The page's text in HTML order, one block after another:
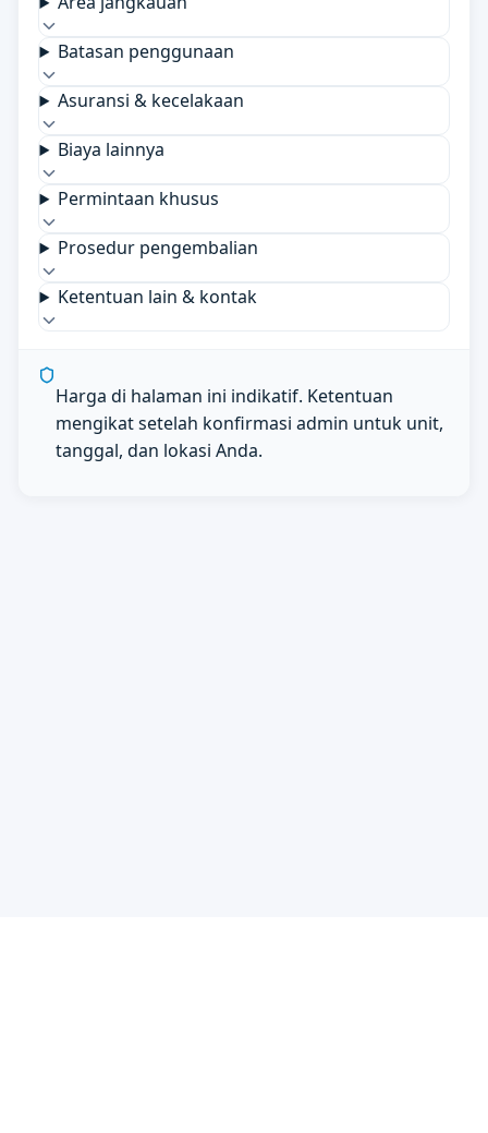
Batasan penggunaan
Asuransi & kecelakaan
Biaya lainnya
Permintaan khusus
Prosedur pengembalian
Ketentuan lain & kontak
Harga di halaman ini indikatif. Ketentuan
mengikat setelah konfirmasi admin untuk unit,
tanggal, dan lokasi Anda.